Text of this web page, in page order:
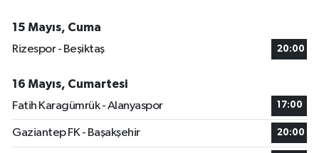
15 Mayıs, Cuma
Rizespor - Beşiktaş
20:00
16 Mayıs, Cumartesi
Fatih Karagümrük - Alanyaspor
17:00
Gaziantep FK - Başakşehir 20:00